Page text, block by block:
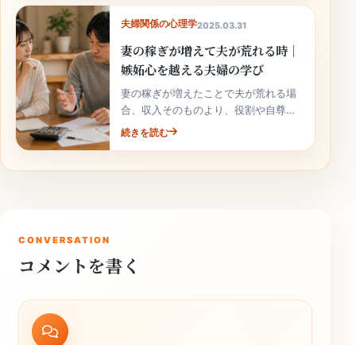
夫婦関係の心理学2025.03.31
妻の稼ぎが増えて夫が荒れる時｜
嫉妬心を越える夫婦の学び
妻の稼ぎが増えたことで夫が荒れる場
合、収入そのものより、役割や自尊心
の揺れが関係していることがありま
続きを読む
CONVERSATION
コメントを書く